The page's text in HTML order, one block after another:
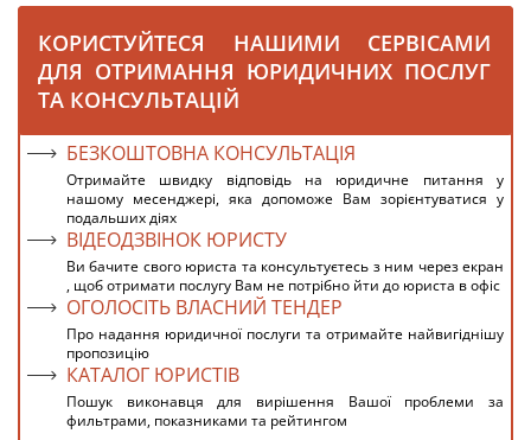
КОРИСТУЙТЕСЯ НАШИМИ СЕРВІСАМИ
ДЛЯ ОТРИМАННЯ ЮРИДИЧНИХ ПОСЛУГ
ТА КОНСУЛЬТАЦІЙ
БЕЗКОШТОВНА КОНСУЛЬТАЦІЯ
Отримайте швидку відповідь на юридичне питання у
нашому месенджері, яка допоможе Вам зорієнтуватися у
подальших діях
ВІДЕОДЗВІНОК ЮРИСТУ
Ви бачите свого юриста та консультуєтесь з ним через екран
, щоб отримати послугу Вам не потрібно йти до юриста в офіс
ОГОЛОСІТЬ ВЛАСНИЙ ТЕНДЕР
Про надання юридичної послуги та отримайте найвигіднішу
пропозицію
КАТАЛОГ ЮРИСТІВ
Пошук виконавця для вирішення Вашої проблеми за
фильтрами, показниками та рейтингом